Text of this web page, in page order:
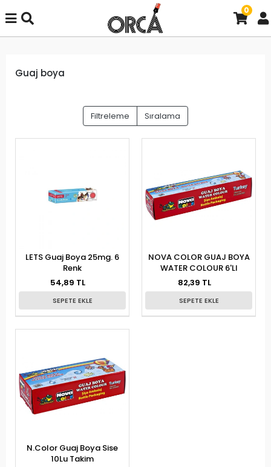
0
Guaj boya
Filtreleme Sıralama
LETS Guaj Boya 25mg. 6
Renk
54,89 TL
SEPETE EKLE
NOVA COLOR GUAJ BOYA
WATER COLOUR 6'LI
82,39 TL
SEPETE EKLE
N.Color Guaj Boya Sise
10Lu Takim